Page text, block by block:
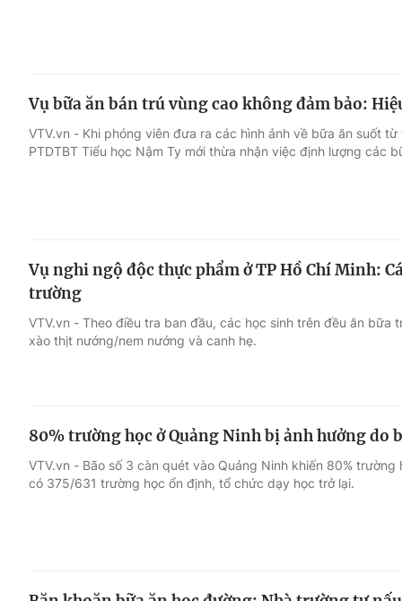
Vụ bữa ăn bán trú vùng cao không đảm bảo:
VTV.vn - Khi phóng viên đưa ra các hình ảnh về bữa ăn suốt
PTDTBT Tiểu học Nậm Ty mới thừa nhận việc định lượng các
Vụ nghi ngộ độc thực phẩm ở TP Hồ Chí Minh:
trường
VTV.vn - Theo điều tra ban đầu, các học sinh trên đều ăn bữa
xào thịt nướng/nem nướng và canh hẹ.
80% trường học ở Quảng Ninh bị ảnh hưởng do
VTV.vn - Bão số 3 càn quét vào Quảng Ninh khiến 80%
có 375/631 trường học ổn định, tổ chức dạy học trở lại.